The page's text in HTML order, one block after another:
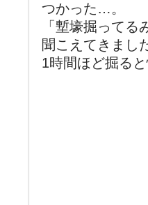
つかった…。
「塹壕掘って
聞こえてきまし
1時間ほど掘る